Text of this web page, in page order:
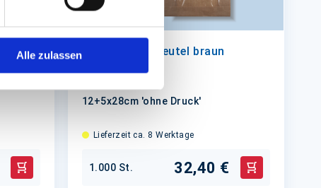
Alle zulassen
In den Warenkorb
Sichtstreifenbeutel braun
12+5x28cm 'ohne Druck'
Lieferzeit ca. 8 Werktage
1.000 St. 32,40 € In den